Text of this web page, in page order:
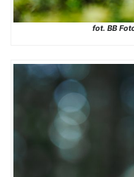
fot. BB